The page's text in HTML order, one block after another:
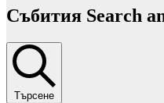
Събития Search
Търсене